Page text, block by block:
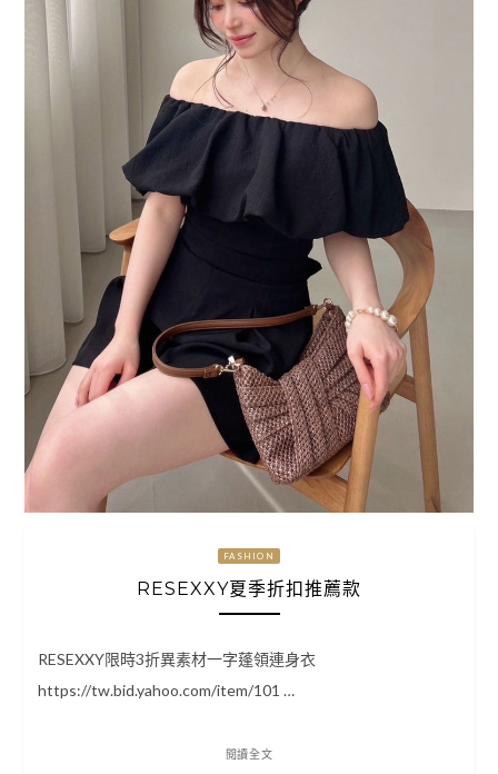
FASHION
RESEXXY夏季折扣推薦款
RESEXXY限時3折異素材一字蓬領連身衣
https://tw.bid.yahoo.com/item/101 …
閱讀全文